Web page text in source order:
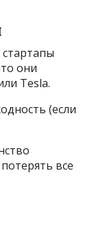
они
Tesla.
(если
все